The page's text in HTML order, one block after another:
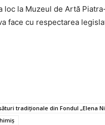
loc la Muzeul de Artă
face cu respectarea
tradiționale din Fondul „Elena